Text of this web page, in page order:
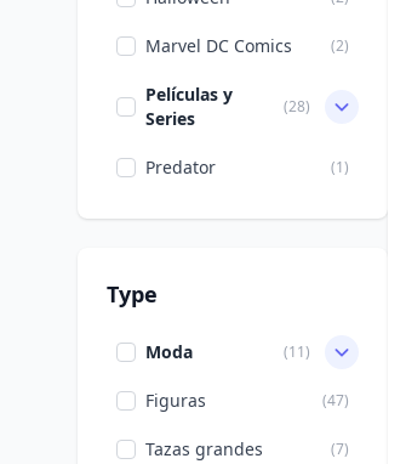
Marvel DC Comics (2)
Películas y
Series
(28)
Predator (1)
Type
Moda (11)
Figuras (47)
Tazas grandes (7)